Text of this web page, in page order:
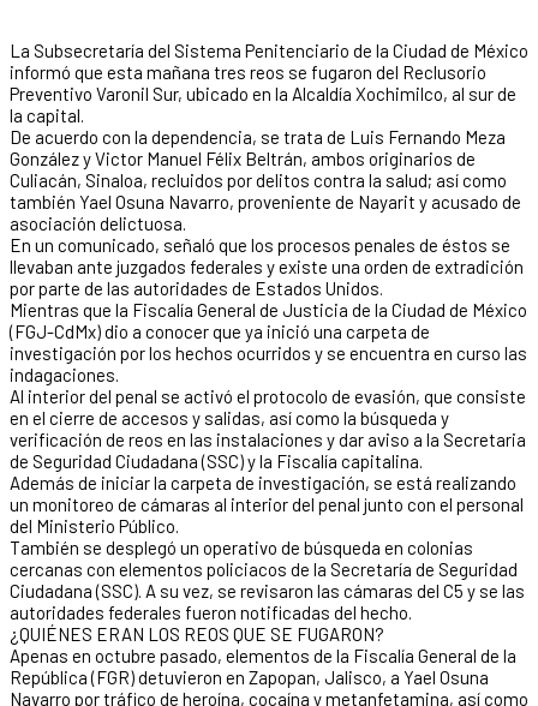
La Subsecretaría del Sistema Penitenciario de la Ciudad de México
informó que esta mañana tres reos se fugaron del Reclusorio
Preventivo Varonil Sur, ubicado en la Alcaldía Xochimilco, al sur de
la capital.
De acuerdo con la dependencia, se trata de Luis Fernando Meza
González y Victor Manuel Félix Beltrán, ambos originarios de
Culiacán, Sinaloa, recluidos por delitos contra la salud; así como
también Yael Osuna Navarro, proveniente de Nayarit y acusado de
asociación delictuosa.
En un comunicado, señaló que los procesos penales de éstos se
llevaban ante juzgados federales y existe una orden de extradición
por parte de las autoridades de Estados Unidos.
Mientras que la Fiscalía General de Justicia de la Ciudad de México
(FGJ-CdMx) dio a conocer que ya inició una carpeta de
investigación por los hechos ocurridos y se encuentra en curso las
indagaciones.
Al interior del penal se activó el protocolo de evasión, que consiste
en el cierre de accesos y salidas, así como la búsqueda y
verificación de reos en las instalaciones y dar aviso a la Secretaria
de Seguridad Ciudadana (SSC) y la Fiscalía capitalina.
Además de iniciar la carpeta de investigación, se está realizando
un monitoreo de cámaras al interior del penal junto con el personal
del Ministerio Público.
También se desplegó un operativo de búsqueda en colonias
cercanas con elementos policiacos de la Secretaría de Seguridad
Ciudadana (SSC). A su vez, se revisaron las cámaras del C5 y se las
autoridades federales fueron notificadas del hecho.
¿QUIÉNES ERAN LOS REOS QUE SE FUGARON?
Apenas en octubre pasado, elementos de la Fiscalía General de la
República (FGR) detuvieron en Zapopan, Jalisco, a Yael Osuna
Navarro por tráfico de heroína, cocaína y metanfetamina, así como